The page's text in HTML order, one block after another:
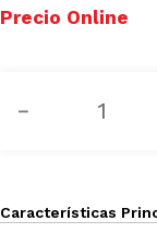
－
Características